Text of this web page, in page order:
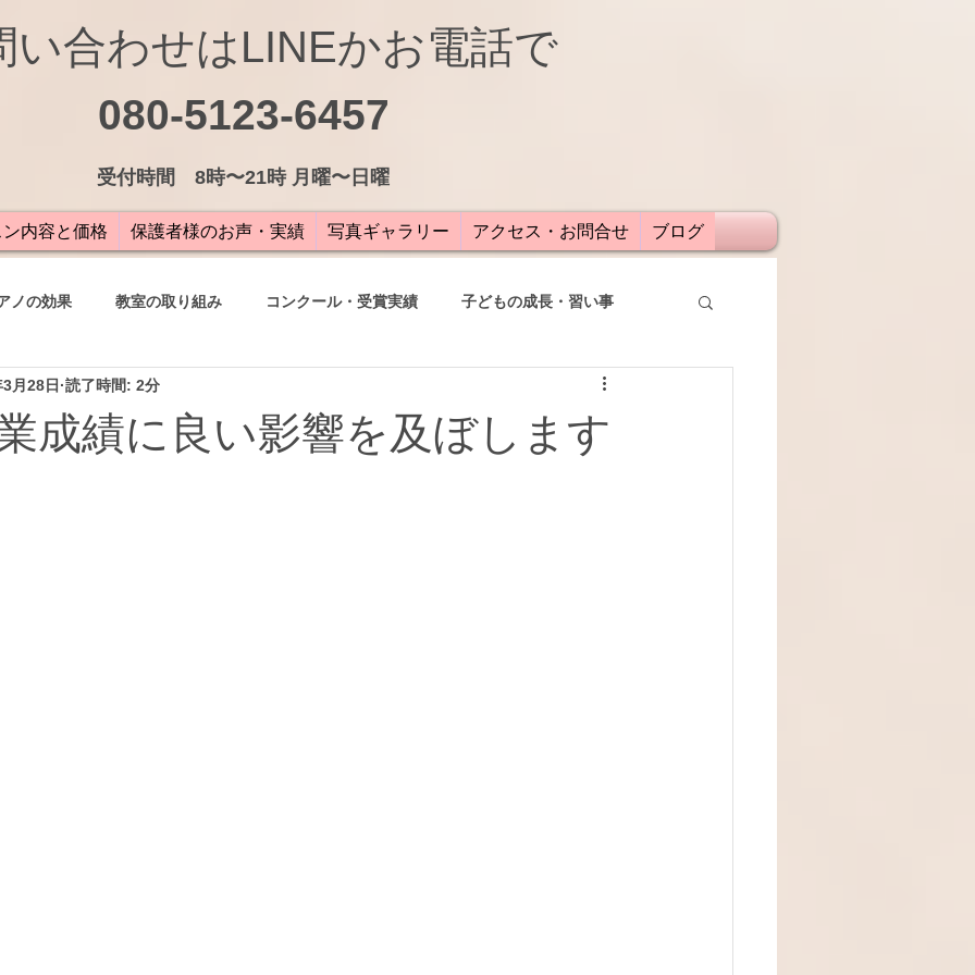
い合わせはLINEかお電話で
080-5123-6457
受付時間 8時〜21時 月曜〜日曜
内容と価格 保護者様のお声・実績 写真ギャラリー アクセス・お問合せ ブログ
ノの効果 教室の取り組み コンクール・受賞実績 子どもの成長・習い事
声
成績に良い影響を及ぼします
月28日 読了時間: 2分